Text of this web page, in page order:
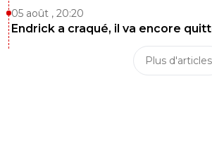
05 août , 20:20
Endrick a craqué, il va encore
Plus d'articles